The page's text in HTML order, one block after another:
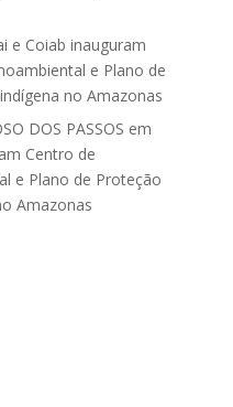
e Coiab inauguram
e Plano de
no Amazonas
DOS PASSOS em
Centro de
e Plano de Proteção
Amazonas